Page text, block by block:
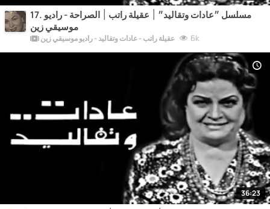
17. مسلسل ״عادات وتقاليد״ ׀ عقيلة راتب ׀ الصراحة - راديو
موسيقي زين
عقيلة راتب - عادات وتقاليد - راديو موسيقي زين 6k
36:23